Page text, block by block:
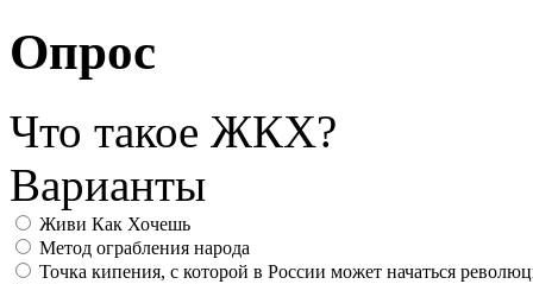
Опрос
Что такое ЖКХ?
Варианты
Живи Как Хочешь
Метод ограбления народа
Точка кипения, с которой в России может начаться